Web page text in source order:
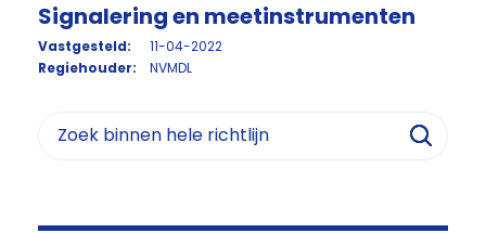
Signalering en meetinstrumenten
Vastgesteld:
11-04-2022
Regiehouder:
NVMDL